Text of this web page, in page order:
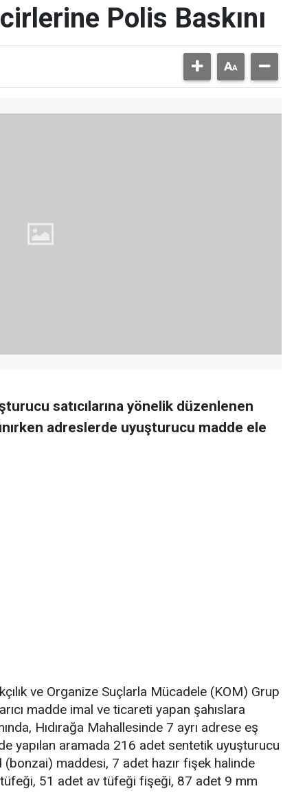
Polis Baskını
satıcılarına yönelik düzenlenen
adreslerde uyuşturucu madde ele
ve Organize Suçlarla Mücadele (KOM) Grup
madde imal ve ticareti yapan şahıslara
Hıdırağa Mahallesinde 7 ayrı adrese eş
yapılan aramada 216 adet sentetik uyuşturucu
maddesi, 7 adet hazır fişek halinde
51 adet av tüfeği fişeği, 87 adet 9 mm